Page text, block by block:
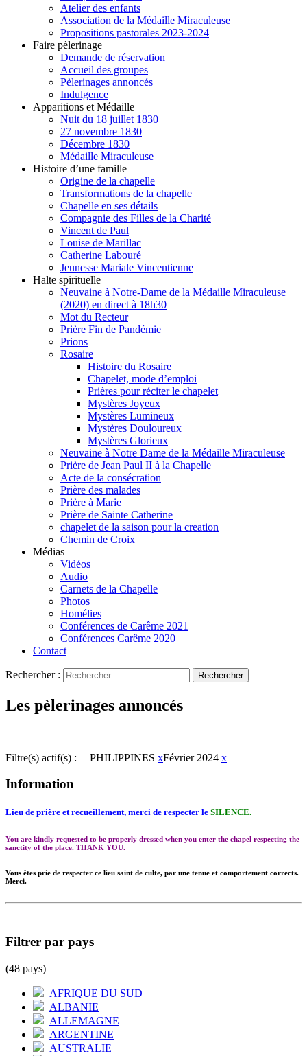
Atelier des enfants
Association de la Médaille Miraculeuse
Propositions pastorales 2023-2024
Faire pèlerinage
Demande de réservation
Accueil des groupes
Pèlerinages annoncés
Indulgence
Apparitions et Médaille
Nuit du 18 juillet 1830
27 novembre 1830
Décembre 1830
Médaille Miraculeuse
Histoire d’une famille
Origine de la chapelle
Transformations de la chapelle
Chapelle en ses détails
Compagnie des Filles de la Charité
Vincent de Paul
Louise de Marillac
Catherine Labouré
Jeunesse Mariale Vincentienne
Halte spirituelle
Neuvaine à Notre-Dame de la Médaille Miraculeuse
(2020) en direct à 18h30
Mot du Recteur
Prière Fin de Pandémie
Prions
Rosaire
Histoire du Rosaire
Chapelet, mode d’emploi
Prières pour réciter le chapelet
Mystères Joyeux
Mystères Lumineux
Mystères Douloureux
Mystères Glorieux
Neuvaine à Notre Dame de la Médaille Miraculeuse
Prière de Jean Paul II à la Chapelle
Acte de la consécration
Prière des malades
Prière à Marie
Prière de Sainte Catherine
chapelet de la saison pour la creation
Chemin de Croix
Médias
Vidéos
Audio
Carnets de la Chapelle
Photos
Homélies
Conférences de Carême 2021
Conférences Carême 2020
Contact
Rechercher :
Les pèlerinages annoncés
Filtre(s) actif(s) : PHILIPPINES xFévrier 2024 x
Information
Lieu de prière et recueillement, merci de respecter le SILENCE.
You are kindly requested to be properly dressed when you enter the chapel respecting the
sanctity of the place. THANK YOU.
Vous êtes prie de respecter ce lieu saint de culte, par une tenue et comportement corrects.
Merci.
Filtrer par pays
(48 pays)
AFRIQUE DU SUD
ALBANIE
ALLEMAGNE
ARGENTINE
AUSTRALIE